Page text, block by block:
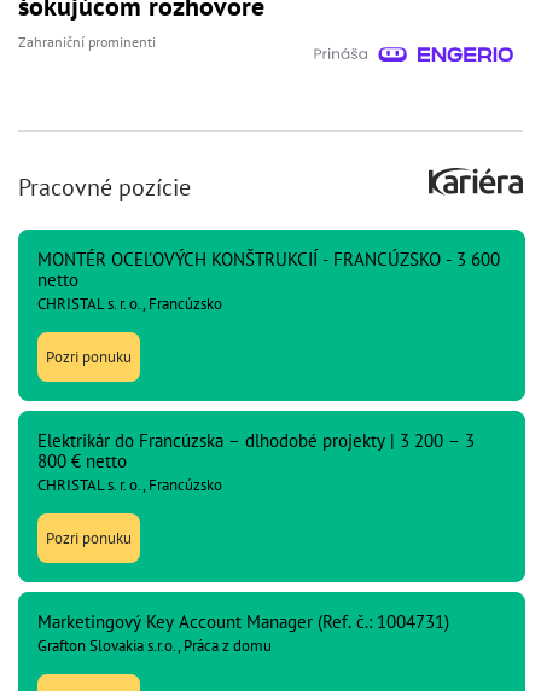
Zahraniční prominenti
Pracovné pozície
MONTÉR OCEĽOVÝCH KONŠTRUKCIÍ - FRANCÚZSKO - 3 600
netto
CHRISTAL s. r. o., Francúzsko
Pozri ponuku
Elektrikár do Francúzska – dlhodobé projekty | 3 200 – 3
800 € netto
CHRISTAL s. r. o., Francúzsko
Pozri ponuku
Marketingový Key Account Manager (Ref. č.: 1004731)
Grafton Slovakia s.r.o., Práca z domu